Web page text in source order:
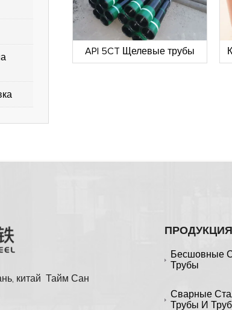
5CT API 5CT Щелевые трубы
китай Тайм Сан
ПРОДУКЦИЯ
Бесшовные
Трубы
Сварные
Трубы И